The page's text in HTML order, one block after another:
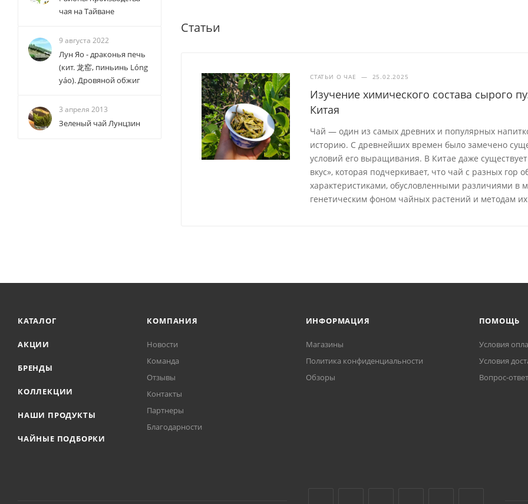
Статьи
СТАТЬИ О ЧАЕ — 25.02.2025
Изучение химического состава сырого
Китая
Чай — один из самых древних и популярных
историю. С древнейших времен было замечено
условий его выращивания. В Китае даже
вкус», которая подчеркивает, что чай с разных гор
характеристиками, обусловленными различиями в
генетическим фоном чайных растений и методам
чая на Тайване
9 августа 2022
Лун Яо - драконья печь
(кит. 龙窑, пиньинь Lóng
yáo). Дровяной обжиг
3 апреля 2013
Зеленый чай Лунцзин
КАТАЛОГ
АКЦИИ
БРЕНДЫ
КОЛЛЕКЦИИ
НАШИ ПРОДУКТЫ
ЧАЙНЫЕ ПОДБОРКИ
КОМПАНИЯ
Новости
Команда
Отзывы
Контакты
Партнеры
Благодарности
ИНФОРМАЦИЯ
Магазины
Политика конфиденциальности
Обзоры
ПОМОЩЬ
Условия
Условия
Вопрос-ответ